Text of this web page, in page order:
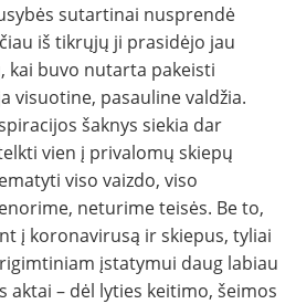
sutartinai nusprendė
iš tikrųjų ji prasidėjo jau
kai buvo nutarta pakeisti
visuotine, pasauline valdžia.
šaknys siekia dar
vien į privalomų skiepų
viso vaizdo, viso
neturime teisės. Be to,
į koronavirusą ir skiepus, tyliai
įstatymui daug labiau
aktai – dėl lyties keitimo, šeimos